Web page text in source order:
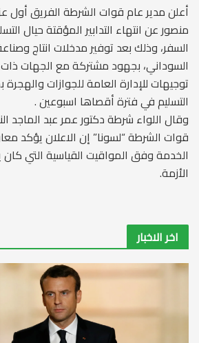
أعلن مدير عام قوات الشرطة الفريق أول
منصور عن انتهاء التدابير المؤقتة حيال
السفر، وذلك بعد توفير مدخلات انتاج
السوداني، بجهود مشتركة مع الجهات ذات
توجيهات للإدارة العامة للجوازات
التسليم في فترة أقصاها اسبوعين .
وقال اللواء شرطة دكتور عمر عبد الماجد
قوات الشرطة “لسونا” إن الاعلان يؤكد
الخدمة وفق المواقيت القياسية التي
الأزمة.
اخر الاخبار